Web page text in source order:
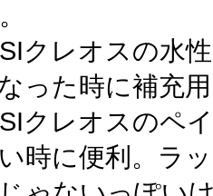
クレオスの水
った時に補充
クレオスのペ
時に便利。ラ